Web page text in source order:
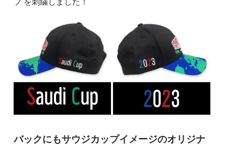
プ を刺繍しました！
バックにもサウジカップイメージのオリジナ